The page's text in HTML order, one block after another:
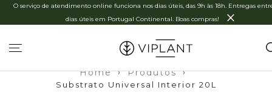
O serviço de atendimento online funciona nos dias úteis, das 9h às 18h. Entregas
dias úteis em Portugal Continental. Boas compras!
×
Home › Produtos
›
Substrato Universal Interior 20L